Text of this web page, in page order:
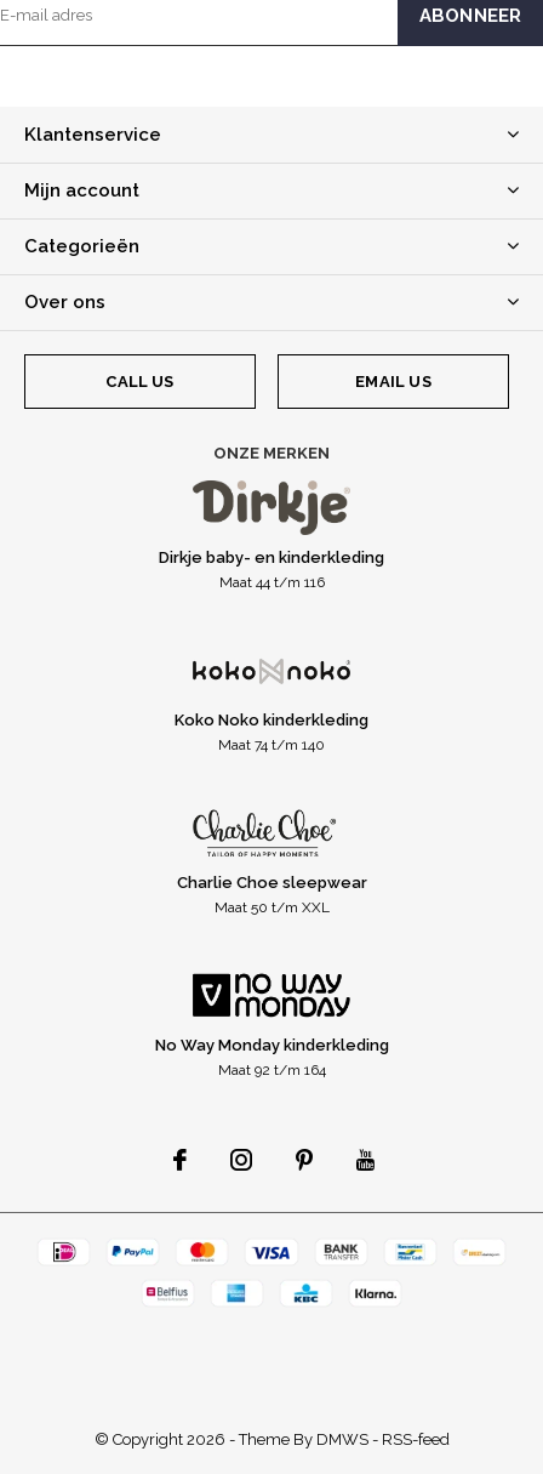
Klantenservice
Mijn account
Categorieën
Over ons
CALL US EMAIL US
ONZE MERKEN
Dirkje baby- en kinderkleding
Maat 44 t/m 116
Koko Noko kinderkleding
Maat 74 t/m 140
Charlie Choe sleepwear
Maat 50 t/m XXL
No Way Monday kinderkleding
Maat 92 t/m 164
© Copyright 2026 - Theme By DMWS- RSS-feed